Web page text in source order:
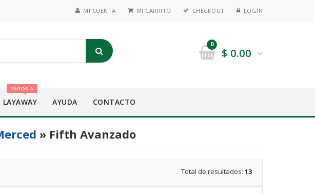
MI CUENTA MI CARRITO CHECKOUT LOGIN
0
$ 0.00
LAYAWAY
PAGOS A
AYUDA CONTACTO
» Fifth Avanzado
Total de resultados: 13